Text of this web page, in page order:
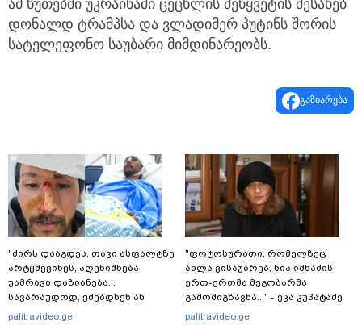
ამ წუთებში უკრაინაში ცეცხლის შეწყვეტის შესახებ
დონალდ ტრამპსა და ვლადიმერ პუტინს შორის
სატელეფონო საუბარი მიმდინარეობს.
გაზიარება
"ძირს დააგდეს, თავი ასფალტზე
არტყმევინეს, აღენიშნება
უამრავი დაზიანება...
სავარაუდოდ, ეძებდნენ ან
დებდნენ ნარკოტიკს" - რას
palitravideo.ge
"ფოტოსურათი, რომელზეც
ახლა ვისაუბრებ, ნია იმნაძის
ერთ-ერთმა მეგობარმა
გამომიგზავნა..." - ეკა კუპატაძე
palitravideo.ge